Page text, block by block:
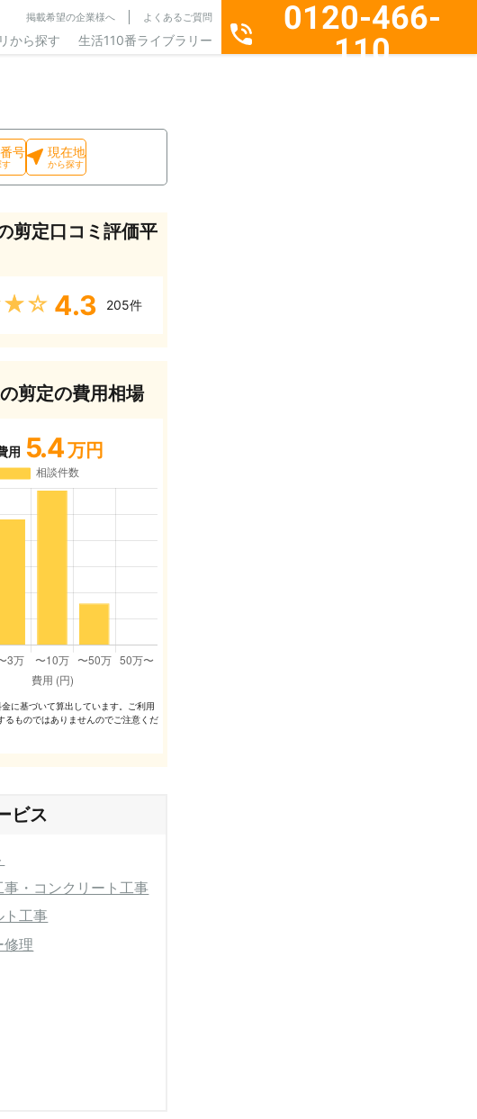
掲載希望の企業様へ よくあるご質問
から探す 生活110番ライブラリー
0120-466-
110
号
す
現在地
から探す
剪定口コミ評価平
4.3 205件
剪定の費用相場
用 5.4 万円
に基づいて算出しています。ご利⽤
るものではありませんのでご注意くだ
ビス
事・コンクリート工事
ト工事
修理